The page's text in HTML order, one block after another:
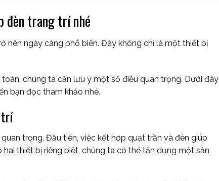
đèn trang trí nhé
nên ngày càng phổ biến. Đây không chỉ là một thiết bị
chúng ta cần lưu ý một số điều quan trọng. Dưới đây
bạn đọc tham khảo nhé.
trí
trọng. Đầu tiên, việc kết hợp quạt trần và đèn giúp
thiết bị riêng biệt, chúng ta có thể tận dụng một sản